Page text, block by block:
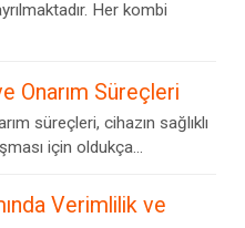
Her kombi
Onarım Süreçleri
süreçleri, cihazın sağlıklı
için oldukça...
Verimlilik ve